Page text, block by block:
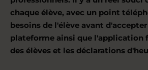
chaque élève, avec un point
besoins de l'élève avant
plateforme ainsi que l'application
des élèves et les déclarations